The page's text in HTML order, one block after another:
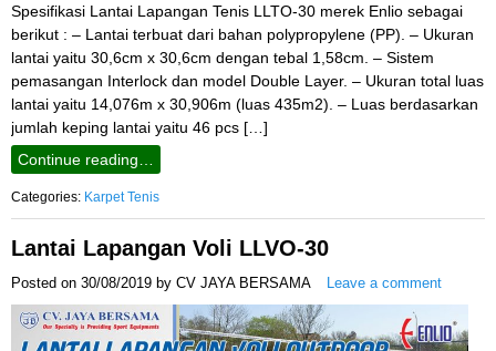
Spesifikasi Lantai Lapangan Tenis LLTO-30 merek Enlio sebagai
berikut : – Lantai terbuat dari bahan polypropylene (PP). – Ukuran
lantai yaitu 30,6cm x 30,6cm dengan tebal 1,58cm. – Sistem
pemasangan Interlock dan model Double Layer. – Ukuran total luas
lantai yaitu 14,076m x 30,906m (luas 435m2). – Luas berdasarkan
jumlah keping lantai yaitu 46 pcs […]
Continue reading…
Categories: Karpet Tenis
Lantai Lapangan Voli LLVO-30
Posted on 30/08/2019 by CV JAYA BERSAMA Leave a comment